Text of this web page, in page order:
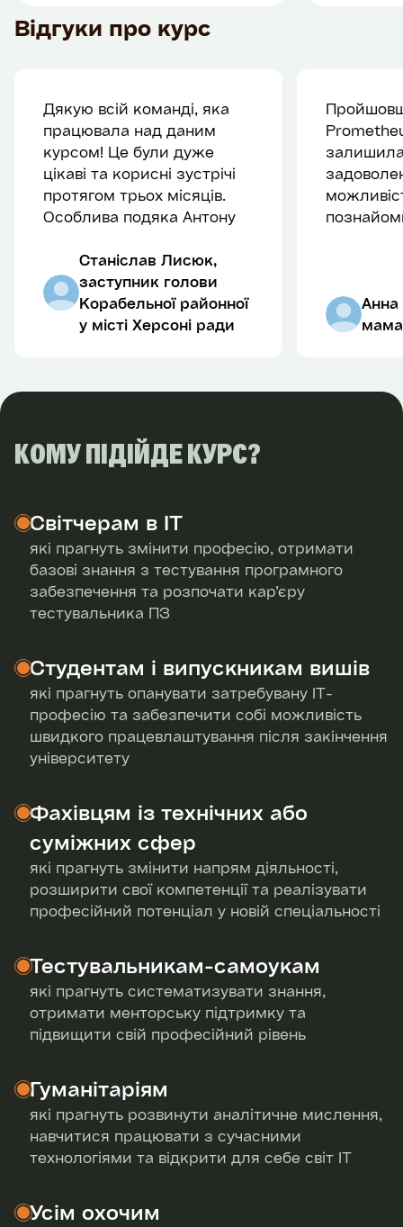
◉Види тестування
◉Jira
◉Основи тестування
мобільних та вебдодатків
◉Вебтехнології: HTTP, XML,
HTML, CSS, JavaScript
◉Бази даних та SQL
Основи віртуалізації
◉ Функціонування хмарних
сервісів: IaaS, PaaS, SaaS
◉
Відгуки про курс
Дякую всій команді, яка
працювала над даним
курсом! Це були дуже
цікаві та корисні зустрічі
протягом трьох місяців.
Особлива подяка Антону
за їхній професіоналізм
та зрозуміле викладання
матеріалів курсу. Разом
до перемоги!
Станіслав Лисюк,
заступник голови
Корабельної районної
у місті Херсоні ради
світ ІТ.
Анна
мама
КОМУ ПІДІЙДЕ КУРС?
Світчерам в IT
які прагнуть змінити професію, отримати
базові знання з тестування програмного
забезпечення та розпочати кар’єру
тестувальника ПЗ
Студентам і випускникам вишів
які прагнуть опанувати затребувану ІТ-
професію та забезпечити собі можливість
швидкого працевлаштування після закінчення
університету
Фахівцям із технічних або
суміжних сфер
які прагнуть змінити напрям діяльності,
розширити свої компетенції та реалізувати
професійний потенціал у новій спеціальності
Тестувальникам-самоукам
які прагнуть систематизувати знання,
отримати менторську підтримку та
підвищити свій професійний рівень
Гуманітаріям
які прагнуть розвинути аналітичне мислення,
навчитися працювати з сучасними
технологіями та відкрити для себе світ IT
Усім охочим